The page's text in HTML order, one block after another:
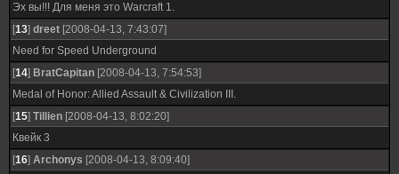
Эх вы!!! Для меня это Warcraft 1.
[13] dreet [2008-04-13, 7:43:07]
Need for Speed Underground
[14] BratCapitan [2008-04-13, 7:54:53]
Medal of Honor: Allied Assault & Civilization III.
[15] Tillien [2008-04-13, 8:02:20]
Квейк 3
[16] Archonys [2008-04-13, 8:09:40]